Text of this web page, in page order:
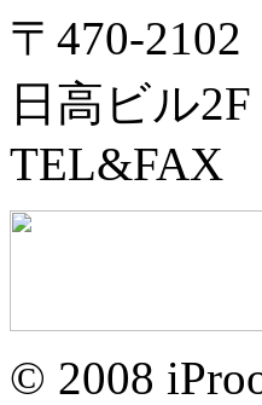
〒470-2102
日高ビル2F
TEL&FAX
© 2008